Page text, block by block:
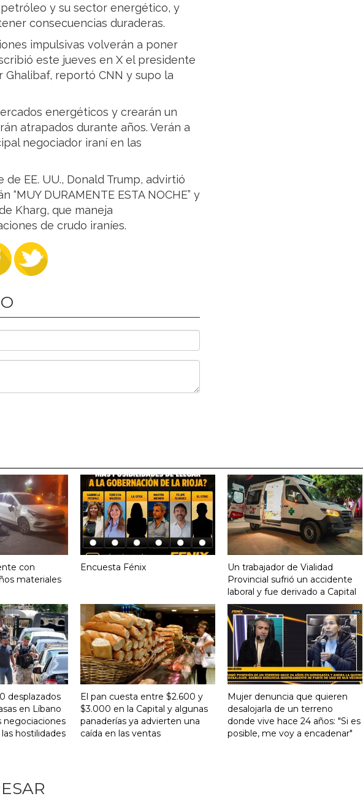
y su sector energético, y
consecuencias duraderas.
impulsivas volverán a poner
este jueves en X el presidente
Ghalibaf, reportó CNN y supo la
energéticos y crearán un
atrapados durante años. Verán a
negociador iraní en las
EE. UU., Donald Trump, advirtió
DURAMENTE ESTA NOCHE” y
Kharg, que maneja
de crudo iraníes.
con
materiales
Encuesta Fénix
Un trabajador de Vialidad
Provincial sufrió un accidente
laboral y fue derivado a Capital
desplazados
en Líbano
negociaciones
hostilidades
El pan cuesta entre $2.600 y
$3.000 en la Capital y algunas
panaderías ya advierten una
caída en las ventas
Mujer denuncia que quieren
desalojarla de un terreno
donde vive hace 24 años: "Si es
posible, me voy a encadenar"